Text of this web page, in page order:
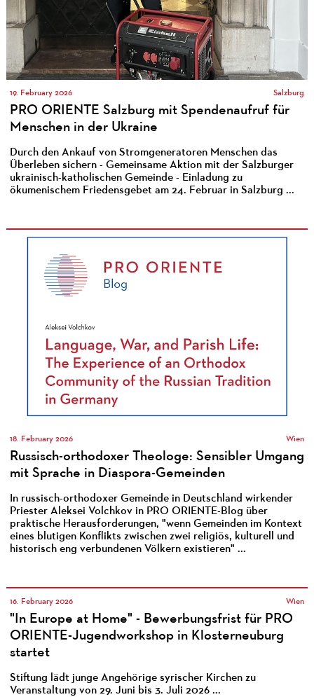
19. February 2026 Salzburg
PRO ORIENTE Salzburg mit Spendenaufruf für
Menschen in der Ukraine
Durch den Ankauf von Stromgeneratoren Menschen das
Überleben sichern - Gemeinsame Aktion mit der Salzburger
ukrainisch-katholischen Gemeinde - Einladung zu
ökumenischem Friedensgebet am 24. Februar in Salzburg ...
18. February 2026 Wien
Russisch-orthodoxer Theologe: Sensibler Umgang
mit Sprache in Diaspora-Gemeinden
In russisch-orthodoxer Gemeinde in Deutschland wirkender
Priester Aleksei Volchkov in PRO ORIENTE-Blog über
praktische Herausforderungen, "wenn Gemeinden im Kontext
eines blutigen Konflikts zwischen zwei religiös, kulturell und
historisch eng verbundenen Völkern existieren" ...
16. February 2026 Wien
"In Europe at Home" - Bewerbungsfrist für PRO
ORIENTE-Jugendworkshop in Klosterneuburg
startet
Stiftung lädt junge Angehörige syrischer Kirchen zu
Veranstaltung von 29. Juni bis 3. Juli 2026 ...